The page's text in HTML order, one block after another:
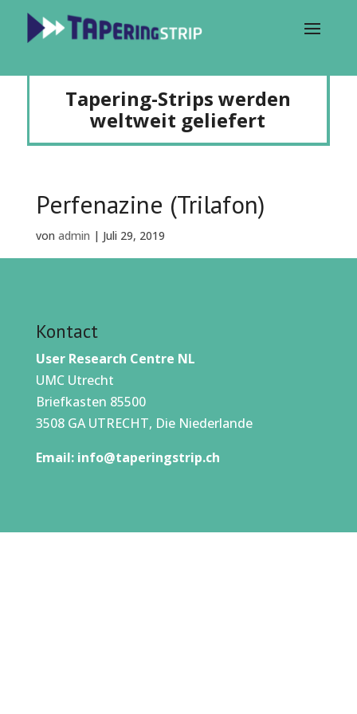
Tapering-Strips werden
weltweit geliefert
Perfenazine (Trilafon)
von admin | Juli 29, 2019
Kontact
User Research Centre NL
UMC Utrecht
Briefkasten 85500
3508 GA UTRECHT, Die Niederlande
Email: info@taperingstrip.ch